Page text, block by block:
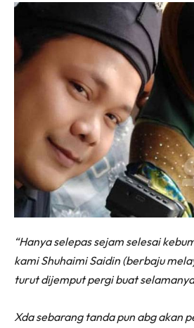
“Hanya selepas sejam selesai
kami Shuhaimi Saidin (berbaju
turut dijemput pergi buat
Xda sebarang tanda pun abg akan